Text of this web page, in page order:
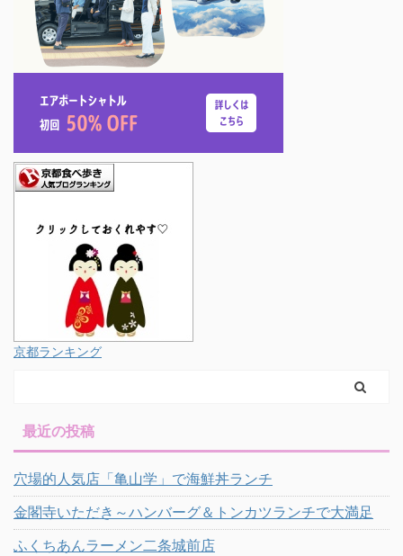
京都ランキング
最近の投稿
穴場的人気店「亀山学」で海鮮丼ランチ
金閣寺いただき～ハンバーグ＆トンカツランチで大満足
ふくちあんラーメン二条城前店